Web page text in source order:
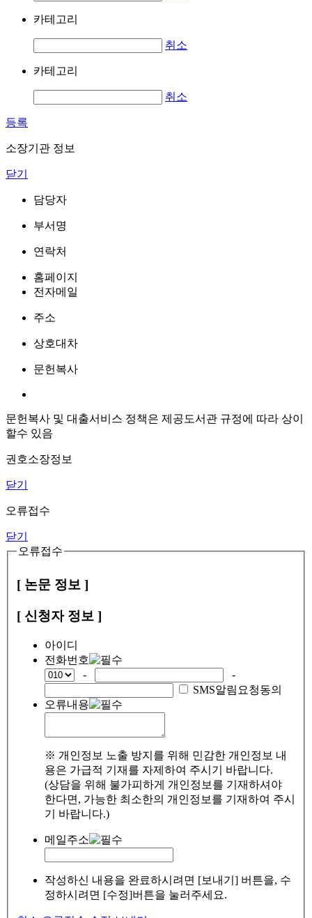
카테고리
취소
카테고리
취소
등록
소장기관 정보
닫기
담당자
부서명
연락처
홈페이지
전자메일
주소
상호대차
문헌복사
문헌복사 및 대출서비스 정책은 제공도서관 규정에 따라 상이
할수 있음
권호소장정보
닫기
오류접수
닫기
오류접수
[ 논문 정보 ]
[ 신청자 정보 ]
아이디
전화번호
-
-
SMS알림요청동의
오류내용
※ 개인정보 노출 방지를 위해 민감한 개인정보 내
용은 가급적 기재를 자제하여 주시기 바랍니다.
(상담을 위해 불가피하게 개인정보를 기재하셔야
한다면, 가능한 최소한의 개인정보를 기재하여 주시
기 바랍니다.)
메일주소
작성하신 내용을 완료하시려면 [보내기] 버튼을, 수
정하시려면 [수정]버튼을 눌러주세요.